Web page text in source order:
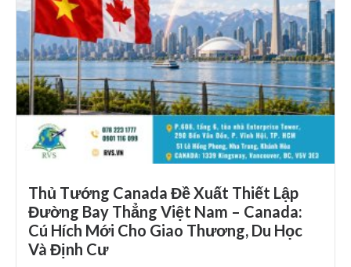
Thủ Tướng Canada Đề Xuất Thiết Lập
Đường Bay Thẳng Việt Nam – Canada:
Cú Hích Mới Cho Giao Thương, Du Học
Và Định Cư